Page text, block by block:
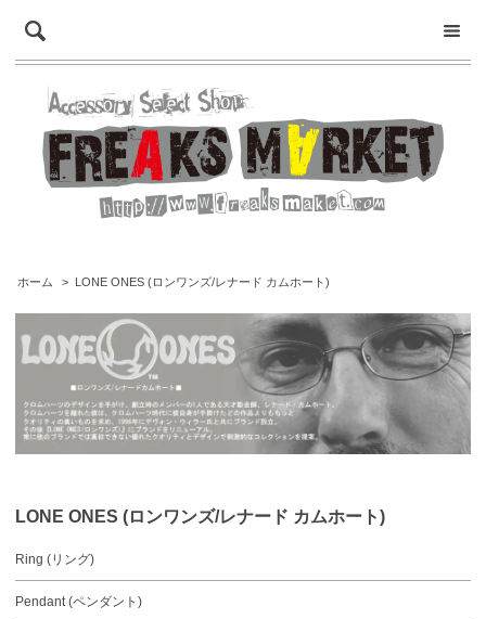
ホーム > LONE ONES (ロンワンズ/レナード カムホート)
LONE ONES (ロンワンズ/レナード カムホート)
Ring (リング)
Pendant (ペンダント)